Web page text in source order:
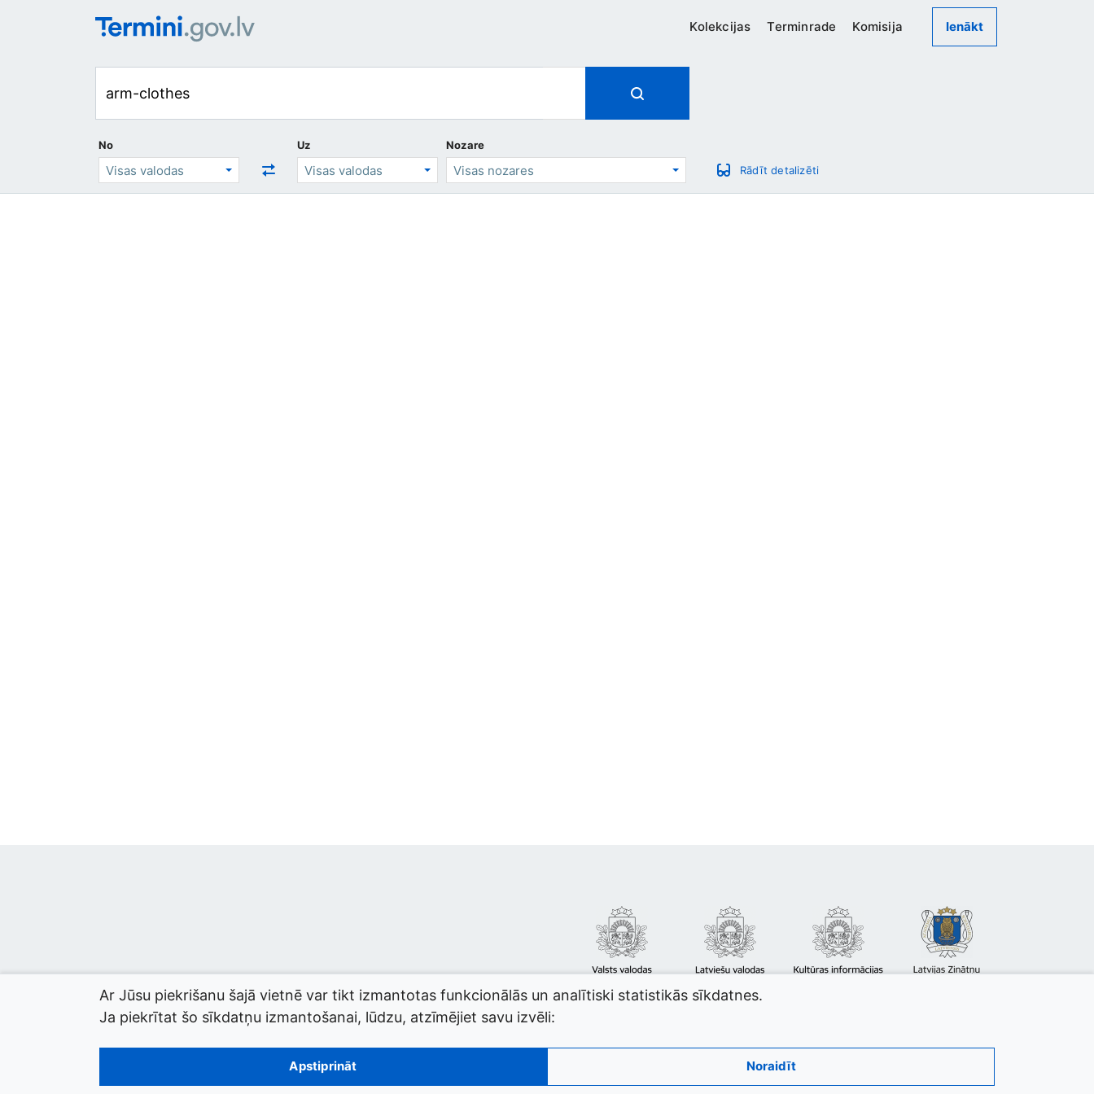
Kolekcijas Terminrade Komisija Ienākt
No Uz
Nozare
Rādīt detalizēti
© 2026 termini.gov.lv. Izstrādātājs:
Ar Jūsu piekrišanu šajā vietnē var tikt izmantotas funkcionālās un analītiski statistikās sīkdatnes.
Ja piekrītat šo sīkdatņu izmantošanai, lūdzu, atzīmējiet savu izvēli:
Apstiprināt Noraidīt